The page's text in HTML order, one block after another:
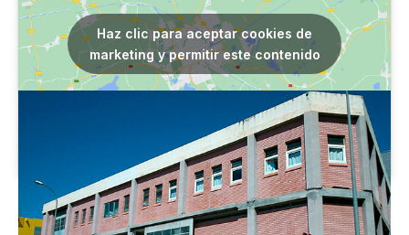
Haz clic para aceptar cookies de
marketing y permitir este contenido